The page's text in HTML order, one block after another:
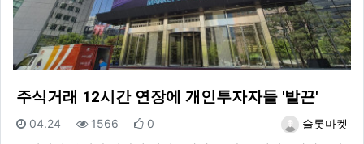
주식거래 12시간 연장에 개인투자자들 '발끈'
등록자슬롯마켓
등록일
04.24 조회
1566 추천
0